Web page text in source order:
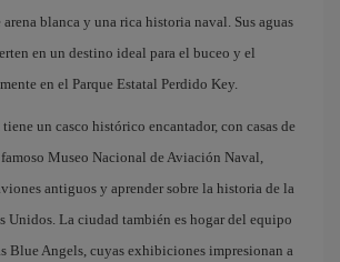
arena blanca y una rica historia naval. Sus aguas
en un destino ideal para el buceo y el
en el Parque Estatal Perdido Key.
un casco histórico encantador, con casas de
Museo Nacional de Aviación Naval,
antiguos y aprender sobre la historia de la
Unidos. La ciudad también es hogar del equipo
Blue Angels, cuyas exhibiciones impresionan a